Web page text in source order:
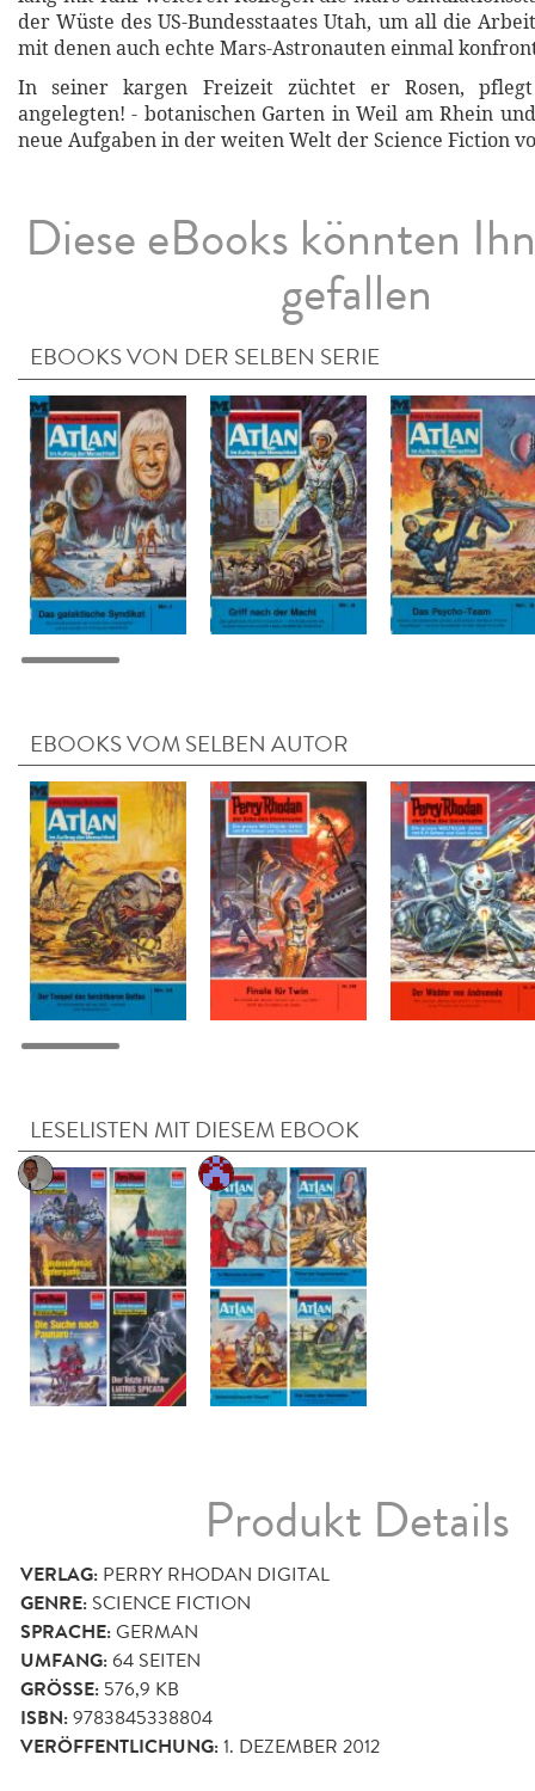
der Wüste des US-Bundesstaates Utah, um all die
mit denen auch echte Mars-Astronauten einmal
In seiner kargen Freizeit züchtet er Rosen,
angelegten! - botanischen Garten in Weil am Rhein
neue Aufgaben in der weiten Welt der Science Fiction
Diese eBooks könnten
gefallen
EBOOKS VON DER SELBEN SERIE
EBOOKS VOM SELBEN AUTOR
LESELISTEN MIT DIESEM EBOOK
Produkt Details
VERLAG: PERRY RHODAN DIGITAL
GENRE: SCIENCE FICTION
SPRACHE:GERMAN
UMFANG:64 SEITEN
GRÖSSE: 576,9 KB
ISBN:9783845338804
VERÖFFENTLICHUNG:1. DEZEMBER 2012